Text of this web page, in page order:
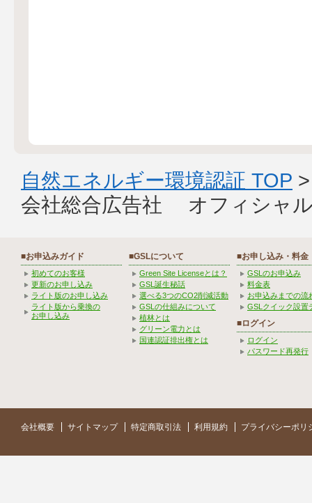
自然エネルギー環境認証 TOP
会社総合広告社 オフィシャ
■お申込みガイド
初めてのお客様
更新のお申し込み
ライト版のお申し込み
ライト版から乗換の
お申し込み
■GSLについて
Green Site Licenseとは？
GSL誕生秘話
選べる3つのCO2削減活動
GSLの仕組みについて
植林とは
グリーン電力とは
国連認証排出権とは
■お申し込み・料金
GSLのお申込み
料金表
お申込みまでの流
GSLクイック設置
■ログイン
ログイン
パスワード再発行
会社概要 サイトマップ 特定商取引法 利用規約 プライバシーポリ